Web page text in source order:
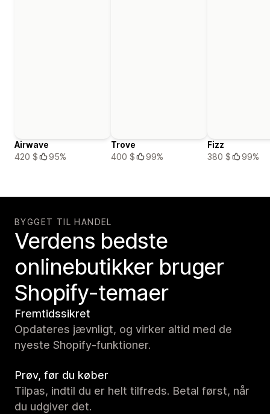
Airwave
420 $
95%
Trove
400 $
99%
Fizz
380 $
99%
BYGGET TIL HANDEL
Verdens bedste
onlinebutikker bruger
Shopify-temaer
Fremtidssikret
Opdateres jævnligt, og virker altid med de
nyeste Shopify-funktioner.
Prøv, før du køber
Tilpas, indtil du er helt tilfreds. Betal først, når
du udgiver det.